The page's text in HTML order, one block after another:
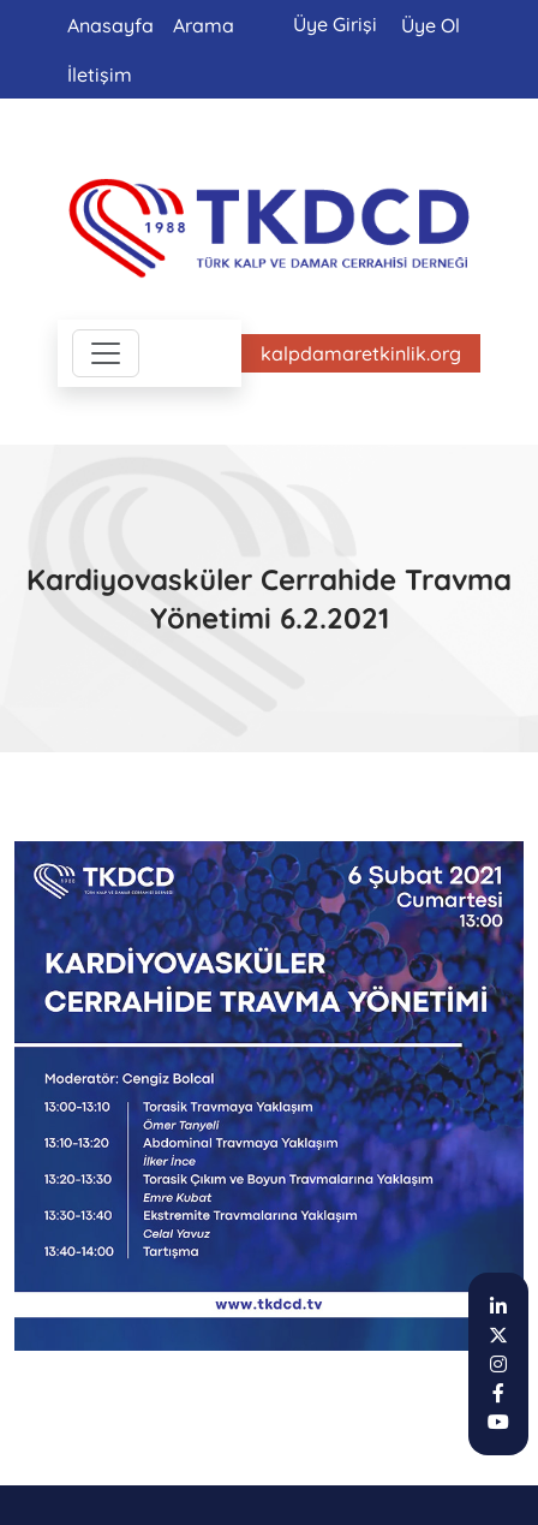
Anasayfa Arama Üye Girişi Üye Ol
İletişim
kalpdamaretkinlik.org
Kardiyovasküler Cerrahide Travma
Yönetimi 6.2.2021